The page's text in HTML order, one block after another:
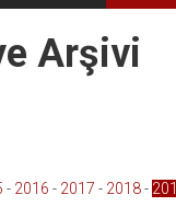
Arşivi
- 2016 - 2017 - 2018-